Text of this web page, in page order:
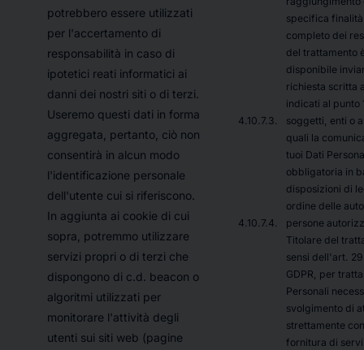
potrebbero essere utilizzati
per l'accertamento di
responsabilità in caso di
ipotetici reati informatici ai
danni dei nostri siti o di terzi.
Useremo questi dati in forma
aggregata, pertanto, ciò non
consentirà in alcun modo
l'identificazione personale
dell'utente cui si riferiscono.
In aggiunta ai cookie di cui
sopra, potremmo utilizzare
servizi propri o di terzi che
dispongono di c.d. beacon o
algoritmi utilizzati per
monitorare l'attività degli
utenti sui siti web (pagine
specifica
completo dei
del trattamento
disponibile
richiesta scritta
indicati al punto
soggetti, enti o
quali la
tuoi Dati
obbligatoria in
disposizioni di
ordine delle
persone
Titolare del
sensi dell'art.
GDPR, per
Personali
svolgimento di
strettamente
fornitura di